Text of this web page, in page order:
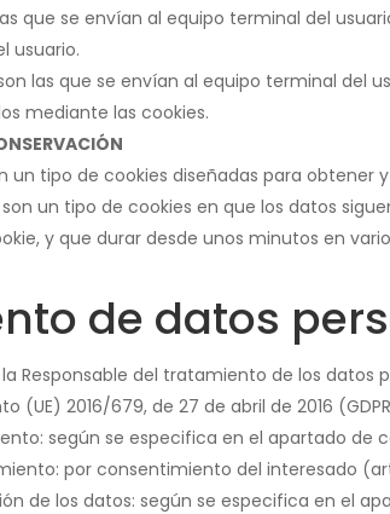
que se envían al equipo terminal del
usuario.
las que se envían al equipo terminal
mediante las cookies.
un tipo de cookies diseñadas para
son un tipo de cookies en que los datos
y que durar desde unos minutos en
de datos
es la Responsable del tratamiento de los
(UE) 2016/679, de 27 de abril de 2016
según se especifica en el apartado de
por consentimiento del interesado
de los datos: según se especifica en el